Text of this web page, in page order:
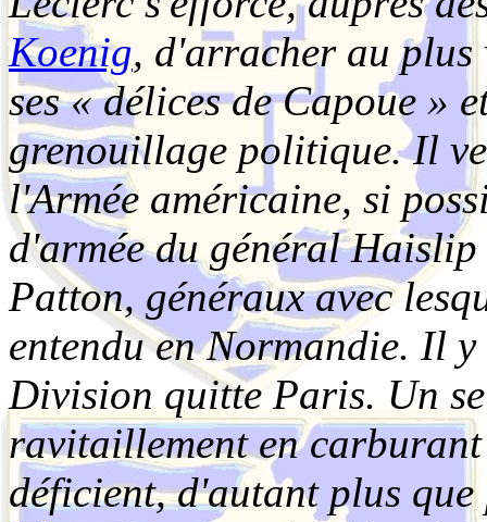
Koenig, d'arracher au
ses « délices de Capoue »
grenouillage politique. Il
l'Armée américaine, si
d'armée du général
Patton, généraux avec
entendu en Normandie. Il
Division quitte Paris. Un
ravitaillement en
déficient, d'autant plus